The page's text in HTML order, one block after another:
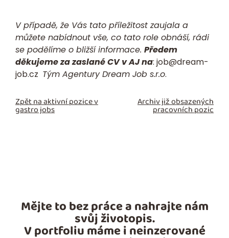
V případě, že Vás tato příležitost zaujala a
můžete nabídnout vše, co tato role obnáší, rádi
se podělíme o bližší informace. Předem
děkujeme za zaslané CV v AJ na: job@dream-
job.cz Tým Agentury Dream Job s.r.o.
Zpět na aktivní pozice v
gastro jobs
Archiv již obsazených
pracovních pozic
Mějte to bez práce a nahrajte nám
svůj životopis.
V portfoliu máme i neinzerované